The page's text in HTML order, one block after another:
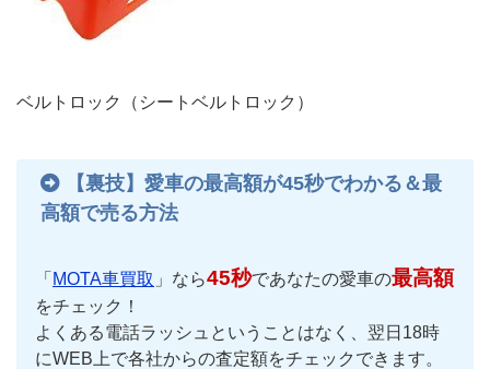
ベルトロック（シートベルトロック）
【裏技】愛車の最高額が45秒でわかる＆最
高額で売る方法
「 MOTA車買取 」なら45秒であなたの愛車の最高額
をチェック！
よくある電話ラッシュということはなく、翌日18時
にWEB上で各社からの査定額をチェックできます。